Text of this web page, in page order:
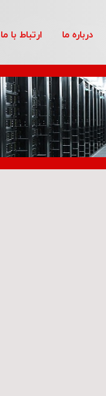
درباره ما ارتباط با ما